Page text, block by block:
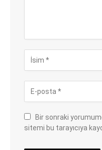
Bir sonraki
sitemi bu tarayıcıya